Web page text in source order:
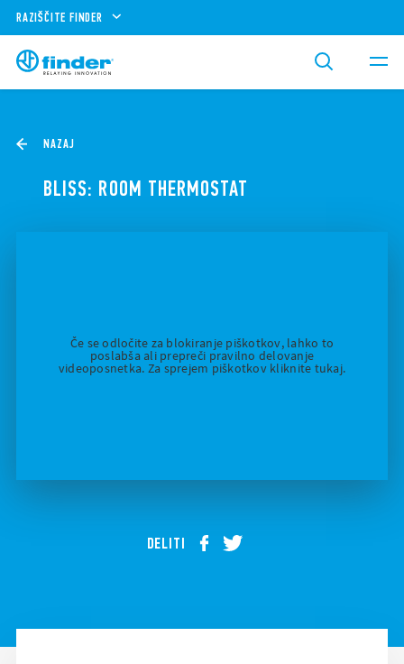
RAZIŠČITE FINDER
NAZAJ
BLISS: ROOM THERMOSTAT
Če se odločite za blokiranje piškotkov, lahko to
poslabša ali prepreči pravilno delovanje
videoposnetka. Za sprejem piškotkov kliknite tukaj.
DELITI